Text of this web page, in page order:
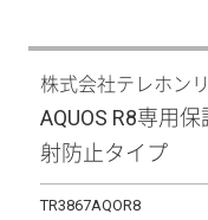
株式会社テレホン
AQUOS R8専用
射防止タイプ
TR3867AQOR8